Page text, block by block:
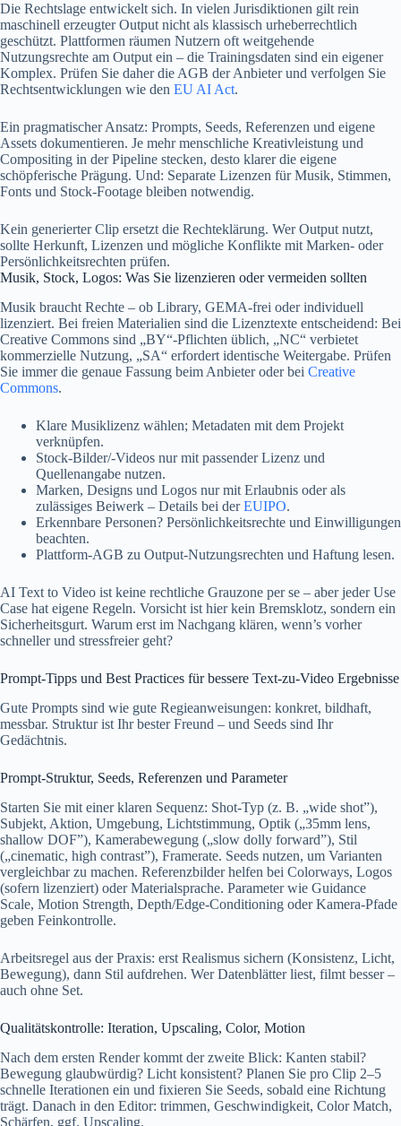
Die Rechtslage entwickelt sich. In vielen Jurisdiktionen gilt rein
maschinell erzeugter Output nicht als klassisch urheberrechtlich
geschützt. Plattformen räumen Nutzern oft weitgehende
Nutzungsrechte am Output ein – die Trainingsdaten sind ein eigener
Komplex. Prüfen Sie daher die AGB der Anbieter und verfolgen Sie
Rechtsentwicklungen wie den EU AI Act.
Ein pragmatischer Ansatz: Prompts, Seeds, Referenzen und eigene
Assets dokumentieren. Je mehr menschliche Kreativleistung und
Compositing in der Pipeline stecken, desto klarer die eigene
schöpferische Prägung. Und: Separate Lizenzen für Musik, Stimmen,
Fonts und Stock-Footage bleiben notwendig.
Kein generierter Clip ersetzt die Rechteklärung. Wer Output nutzt,
sollte Herkunft, Lizenzen und mögliche Konflikte mit Marken- oder
Persönlichkeitsrechten prüfen.
Musik, Stock, Logos: Was Sie lizenzieren oder vermeiden sollten
Musik braucht Rechte – ob Library, GEMA-frei oder individuell
lizenziert. Bei freien Materialien sind die Lizenztexte entscheidend: Bei
Creative Commons sind „BY“-Pflichten üblich, „NC“ verbietet
kommerzielle Nutzung, „SA“ erfordert identische Weitergabe. Prüfen
Sie immer die genaue Fassung beim Anbieter oder bei Creative
Commons.
Klare Musiklizenz wählen; Metadaten mit dem Projekt
verknüpfen.
Stock-Bilder/-Videos nur mit passender Lizenz und
Quellenangabe nutzen.
Marken, Designs und Logos nur mit Erlaubnis oder als
zulässiges Beiwerk – Details bei derEUIPO.
Erkennbare Personen? Persönlichkeitsrechte und Einwilligungen
beachten.
Plattform-AGB zu Output-Nutzungsrechten und Haftung lesen.
AI Text to Video ist keine rechtliche Grauzone per se – aber jeder Use
Case hat eigene Regeln. Vorsicht ist hier kein Bremsklotz, sondern ein
Sicherheitsgurt. Warum erst im Nachgang klären, wenn’s vorher
schneller und stressfreier geht?
Prompt-Tipps und Best Practices für bessere Text-zu-Video Ergebnisse
Gute Prompts sind wie gute Regieanweisungen: konkret, bildhaft,
messbar. Struktur ist Ihr bester Freund – und Seeds sind Ihr
Gedächtnis.
Prompt-Struktur, Seeds, Referenzen und Parameter
Starten Sie mit einer klaren Sequenz: Shot-Typ (z. B. „wide shot”),
Subjekt, Aktion, Umgebung, Lichtstimmung, Optik („35mm lens,
shallow DOF”), Kamerabewegung („slow dolly forward”), Stil
(„cinematic, high contrast”), Framerate. Seeds nutzen, um Varianten
vergleichbar zu machen. Referenzbilder helfen bei Colorways, Logos
(sofern lizenziert) oder Materialsprache. Parameter wie Guidance
Scale, Motion Strength, Depth/Edge-Conditioning oder Kamera-Pfade
geben Feinkontrolle.
Arbeitsregel aus der Praxis: erst Realismus sichern (Konsistenz, Licht,
Bewegung), dann Stil aufdrehen. Wer Datenblätter liest, filmt besser –
auch ohne Set.
Qualitätskontrolle: Iteration, Upscaling, Color, Motion
Nach dem ersten Render kommt der zweite Blick: Kanten stabil?
Bewegung glaubwürdig? Licht konsistent? Planen Sie pro Clip 2–5
schnelle Iterationen ein und fixieren Sie Seeds, sobald eine Richtung
trägt. Danach in den Editor: trimmen, Geschwindigkeit, Color Match,
Schärfen, ggf. Upscaling.